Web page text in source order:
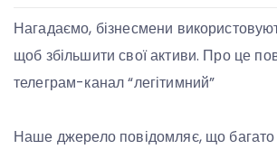
Нагадаємо, бізнесмени
щоб збільшити свої активи. Про це
телеграм-канал “легітимний”
Наше джерело повідомляє, що багато